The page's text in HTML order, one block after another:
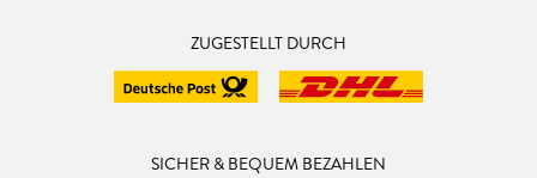
ZUGESTELLT DURCH
SICHER & BEQUEM BEZAHLEN